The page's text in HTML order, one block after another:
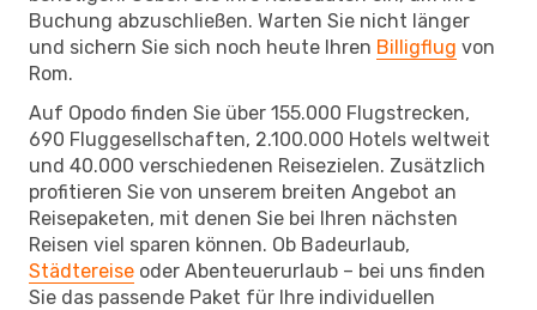
Buchung abzuschließen. Warten Sie nicht länger
und sichern Sie sich noch heute Ihren Billigflug von
Rom.
Auf Opodo finden Sie über 155.000 Flugstrecken,
690 Fluggesellschaften, 2.100.000 Hotels weltweit
und 40.000 verschiedenen Reisezielen. Zusätzlich
profitieren Sie von unserem breiten Angebot an
Reisepaketen, mit denen Sie bei Ihren nächsten
Reisen viel sparen können. Ob Badeurlaub,
Städtereise oder Abenteuerurlaub – bei uns finden
Sie das passende Paket für Ihre individuellen